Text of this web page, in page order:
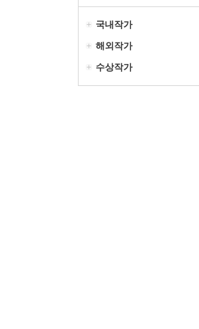
국내작가
해외작가
수상작가